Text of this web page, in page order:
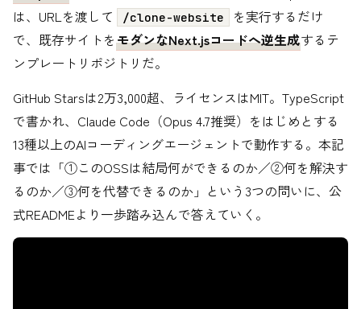
は、URLを渡して
/clone-website
を実行するだけ
で、既存サイトをモダンなNext.jsコードへ逆生成するテ
ンプレートリポジトリだ。
GitHub Starsは2万3,000超、ライセンスはMIT。TypeScript
で書かれ、Claude Code（Opus 4.7推奨）をはじめとする
13種以上のAIコーディングエージェントで動作する。本記
事では「①このOSSは結局何ができるのか／②何を解決す
るのか／③何を代替できるのか」という3つの問いに、公
式READMEより一歩踏み込んで答えていく。